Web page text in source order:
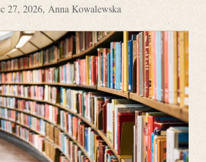
27, 2026, Anna Kowalewska